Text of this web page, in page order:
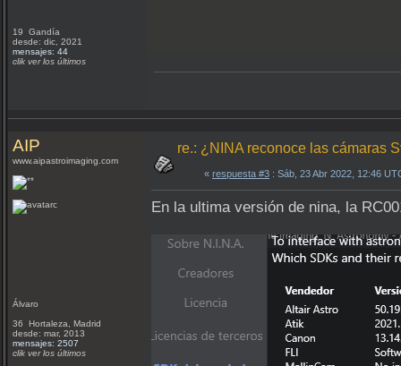
19 Gandía
desde: dic, 2021
mensajes: 44
clik ver los últimos
AIP
www.aipastroimaging.com
Álvaro
36 Hortaleza, Madrid
desde: mar, 2013
mensajes: 2507
clik ver los últimos
re.: ¿NINA reconoce las cámaras
« respuesta #3 : Sáb, 23 Abr 2022, 12:46
En la ultima versión de nina, la